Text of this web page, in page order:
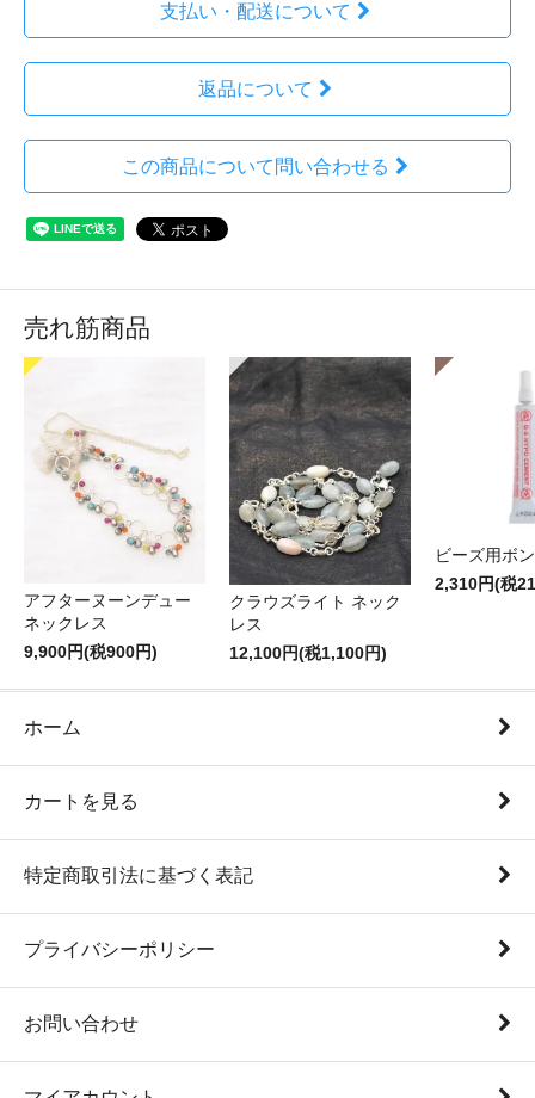
支払い・配送について
返品について
この商品について問い合わせる
売れ筋商品
アフターヌーンデュー
ネックレス
9,900円(税900円)
クラウズライト ネック
レス
12,100円(税1,100円)
ビーズ用ボ
2,310円(税
ホーム
カートを見る
特定商取引法に基づく表記
プライバシーポリシー
お問い合わせ